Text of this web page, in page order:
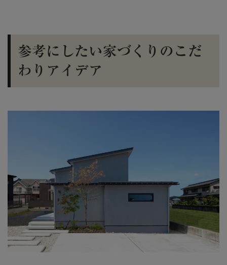
参考にしたい家づくりのこだ
わりアイデア